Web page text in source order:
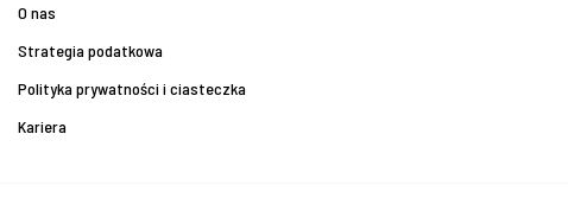
O nas
Strategia podatkowa
Polityka prywatności i ciasteczka
Kariera